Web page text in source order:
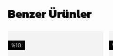
Benzer Ürünler
%10